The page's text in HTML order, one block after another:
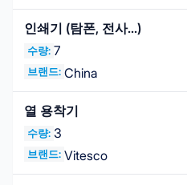
인쇄기 (탐폰, 전사...)
수량: 7
브랜드: China
열 용착기
수량: 3
브랜드: Vitesco